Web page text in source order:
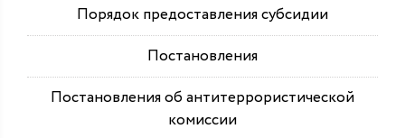
Порядок предоставления субсидии
Постановления
Постановления об антитеррористической
комиссии